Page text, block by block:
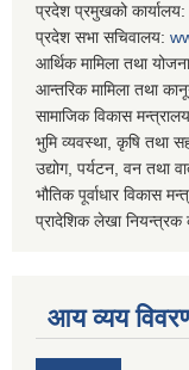
प्रदेश प्रमुखको कार्यालय:
प्रदेश सभा सचिवालय:
आर्थिक मामिला तथा
आन्तरिक मामिला तथा
सामाजिक विकास
भुमि व्यवस्था, कृषि तथा
उद्योग, पर्यटन, वन तथा
भौतिक पूर्वाधार विकास
प्रादेशिक लेखा नियन्त्रक
आय व्यय